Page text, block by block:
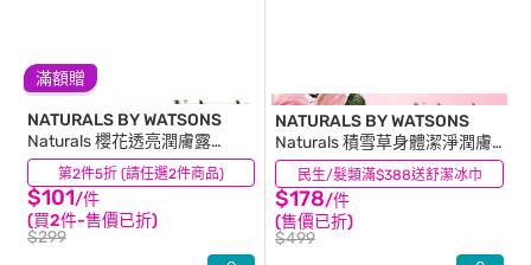
滿額贈
第2件5折 (請任選2件商品)
NATURALS BY WATSONS
Naturals 櫻花透亮潤膚露
490ml
$101/件
(買2件-售價已折)
$299
(12) 民生/髮類滿$388送舒潔冰巾
NATURALS BY WATSONS
Naturals 積雪草身體潔淨潤膚
組合-沐浴露400ml+潤膚乳
400ml (玫瑰麝香 LUV10/10)
$178/件
(售價已折)
$499
(2)